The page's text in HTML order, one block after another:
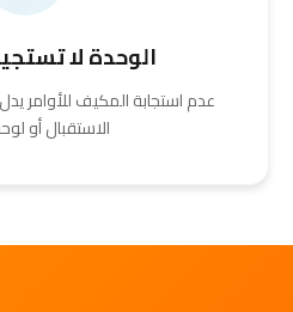
الوحدة لا
عدم استجابة المكيف
الاستقبال أو